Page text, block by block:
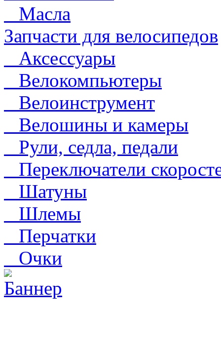
Масла
Запчасти для велосипедов
Аксессуары
Велокомпьютеры
Велоинструмент
Велошины и камеры
Рули, седла, педали
Переключатели
Шатуны
Шлемы
Перчатки
Очки